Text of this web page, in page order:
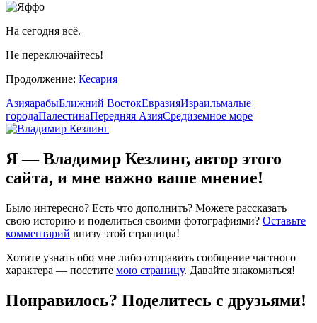
На сегодня всё.
Не переключайтесь!
Продолжение: Кесария
АзияарабыБлижний ВостокЕвразияИзраильмалые
городаПалестинаПередняя АзияСредиземное море
Я — Владимир Кезлинг, автор этого
сайта, и мне важно ваше мнение!
Было интересно? Есть что дополнить? Можете рассказать
свою историю и поделиться своими фотографиями? Оставьте
комментарий внизу этой страницы!
Хотите узнать обо мне либо отправить сообщение частного
характера — посетите мою страницу. Давайте знакомиться!
Понравилось? Поделитесь с друзьями!